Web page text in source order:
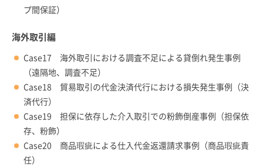
プ間保証）
海外取引編
Case17 海外取引における調査不足による貸倒れ発生事例
（遠隔地、調査不足）
Case18 貿易取引の代金決済代行における損失発生事例（決
済代行）
Case19 担保に依存した介入取引での粉飾倒産事例（担保依
存、粉飾）
Case20 商品瑕疵による仕入代金返還請求事例（商品瑕疵責
任）